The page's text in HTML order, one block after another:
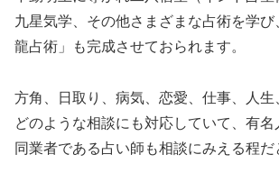
九星気学、その他さまざまな占術を学び
龍占術」も完成させておられます。
方角、日取り、病気、恋愛、仕事、人生
どのような相談にも対応していて、有名
同業者である占い師も相談にみえる程だ